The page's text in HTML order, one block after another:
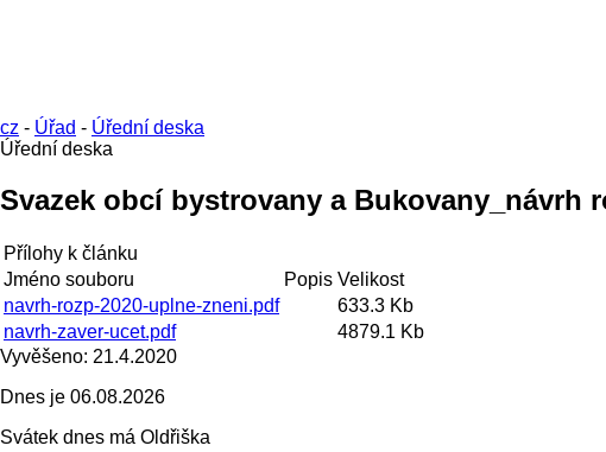
cz - Úřad - Úřední deska
Úřední deska
Svazek obcí bystrovany a Bukovany_návrh
Přílohy k článku
Jméno souboru
Popis Velikost
navrh-rozp-2020-uplne-zneni.pdf
633.3 Kb
navrh-zaver-ucet.pdf
4879.1 Kb
Vyvěšeno: 21.4.2020
Dnes je 06.08.2026
Svátek dnes má Oldřiška